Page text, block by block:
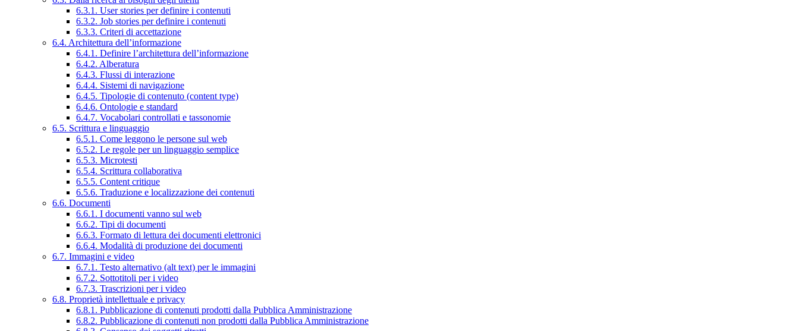
6.3.1. User stories per definire i contenuti
6.3.2. Job stories per definire i contenuti
6.3.3. Criteri di accettazione
6.4. Architettura dell’informazione
6.4.1. Definire l’architettura dell’informazione
6.4.2. Alberatura
6.4.3. Flussi di interazione
6.4.4. Sistemi di navigazione
6.4.5. Tipologie di contenuto (content type)
6.4.6. Ontologie e standard
6.4.7. Vocabolari controllati e tassonomie
6.5. Scrittura e linguaggio
6.5.1. Come leggono le persone sul web
6.5.2. Le regole per un linguaggio semplice
6.5.3. Microtesti
6.5.4. Scrittura collaborativa
6.5.5. Content critique
6.5.6. Traduzione e localizzazione dei contenuti
6.6. Documenti
6.6.1. I documenti vanno sul web
6.6.2. Tipi di documenti
6.6.3. Formato di lettura dei documenti elettronici
6.6.4. Modalità di produzione dei documenti
6.7. Immagini e video
6.7.1. Testo alternativo (alt text) per le immagini
6.7.2. Sottotitoli per i video
6.7.3. Trascrizioni per i video
6.8. Proprietà intellettuale e privacy
6.8.1. Pubblicazione di contenuti prodotti dalla Pubblica Amministrazione
6.8.2. Pubblicazione di contenuti non prodotti dalla Pubblica Amministrazione